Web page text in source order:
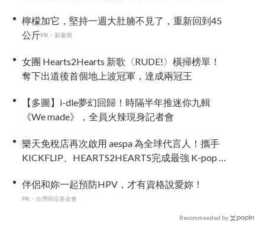
檸檬加它，堅持一週大肚腩不見了，重新回到45
公斤PR・新素簡
女團 Hearts2Hearts 新歌〈RUDE!〉橫掃榜單！
奪下出道後首個地上波冠軍，達成兩冠王
【多圖】i-dle夢幻回歸！時隔半年推迷你九輯
《We made》，全員火辣現身記者會
樂天免稅店再次啟用 aespa 為全球代言人！攜手
KICKFLIP、HEARTS2HEARTS完成最強 K-pop 代
伴侶和妳一起預防HPV，才有資格說愛妳！
PR・台灣癌症基金會
Recommended by